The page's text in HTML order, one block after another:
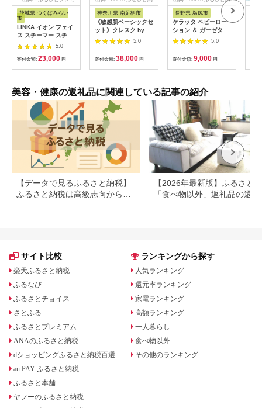
アム
茨城県 つくばみらい
市
LINKA イオン フェイ
ス スチーマー スチー
マー 美顔器 美容 リン
カ アロマ 癒し リラッ
クス エステ [EV01-
NT]
5.0
寄付金額: 23,000 円
神奈川県 南足柄市
《敏感肌ベーシックセ
ット》クレスク by ア
スタリフトジェリーコ
ンディショナー クレ
スク by アスタリフト
モイスチュア リッチ
ミルク【 化粧品 コス
県 南足柄市 】
5.0
寄付金額: 38,000 円
長野県 塩尻市
ケラッタ ベビーロー
ション ＆ ガーゼタオ
ル セット | kerata 赤
ちゃん ベビー ガーゼ
タオル マタニティ ス
キンケア バスタオル
長野県 塩尻市
5.0
寄付金額: 9,000 円
美容・健康の返礼品に関連している記事の紹介
【データで見るふるさと納税】
ふるさと納税は高級志向から節
【2026年最新版】ふるさと
「食べ物以外」返礼品の還
サイト比較
楽天ふるさと納税
ふるなび
ふるさとチョイス
さとふる
ふるさとプレミアム
ANAのふるさと納税
dショッピングふるさと納税百選
au PAY ふるさと納税
ふるさと本舗
ヤフーのふるさと納税
ランキングから探す
人気ランキング
還元率ランキング
家電ランキング
高額ランキング
一人暮らし
食べ物以外
その他のランキング